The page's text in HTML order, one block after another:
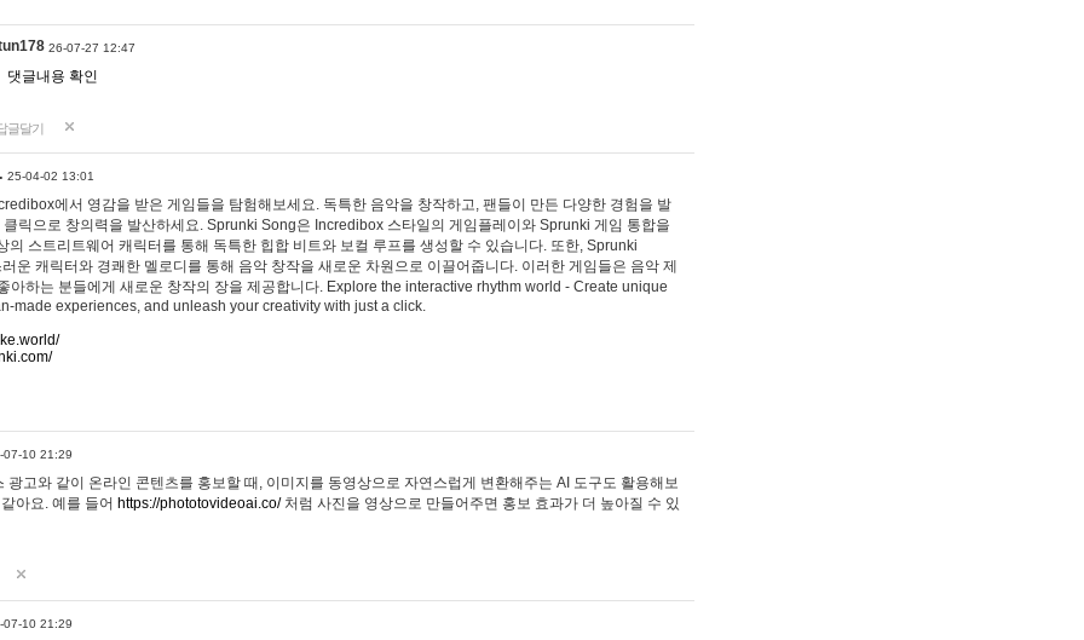
26-07-27 12:47
댓글내용 확인
글달기
25-04-02 13:01
에서 영감을 받은 게임들을 탐험해보세요. 독특한 음악을 창작하고, 팬들이 만든 다양한 경험을 발
클릭으로 창의력을 발산하세요. Sprunki Song은 Incredibox 스타일의 게임플레이와 Sprunki 게임 통합을
의 스트리트웨어 캐릭터를 통해 독특한 힙합 비트와 보컬 루프를 생성할 수 있습니다. 또한, Sprunki
운 캐릭터와 경쾌한 멜로디를 통해 음악 창작을 새로운 차원으로 이끌어줍니다. 이러한 게임들은 음악 제
아하는 분들에게 새로운 창작의 장을 제공합니다. Explore the interactive rhythm world - Create unique
made experiences, and unleash your creativity with just a click.
07-10 21:29
광고와 같이 온라인 콘텐츠를 홍보할 때, 이미지를 동영상으로 자연스럽게 변환해주는 AI 도구도 활용해보
아요. 예를 들어 https://phototovideoai.co/처럼 사진을 영상으로 만들어주면 홍보 효과가 더 높아질 수 있
07-10 21:29